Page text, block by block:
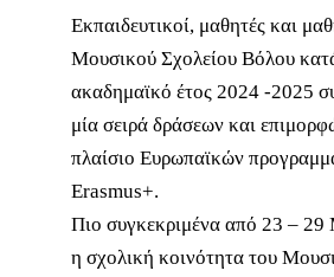
Εκπαιδευτικοί, μαθητές και
Μουσικού Σχολείου Βόλου
ακαδημαϊκό έτος 2024 -2025
μία σειρά δράσεων και
πλαίσιο Ευρωπαϊκών
Erasmus+.
Πιο συγκεκριμένα από 23 – 29
η σχολική κοινότητα του